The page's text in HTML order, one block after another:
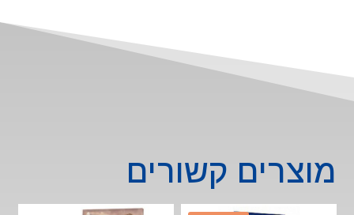
מוצרים קשורים